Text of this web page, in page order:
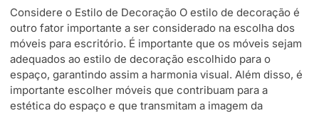
Considere o Estilo de Decoração O estilo de decoração é
outro fator importante a ser considerado na escolha dos
móveis para escritório. É importante que os móveis sejam
adequados ao estilo de decoração escolhido para o
espaço, garantindo assim a harmonia visual. Além disso, é
importante escolher móveis que contribuam para a
estética do espaço e que transmitam a imagem da